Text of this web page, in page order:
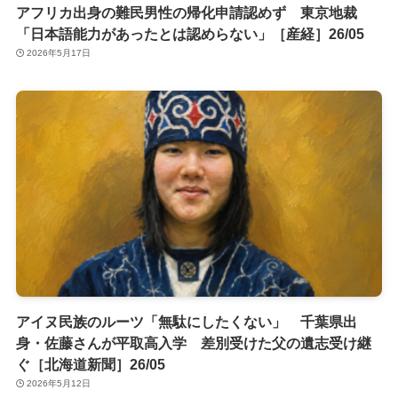
アフリカ出身の難民男性の帰化申請認めず 東京地裁
「日本語能力があったとは認めらない」［産経］26/05
2026年5月17日
アイヌ民族のルーツ「無駄にしたくない」 千葉県出
身・佐藤さんが平取高入学 差別受けた父の遺志受け継
ぐ［北海道新聞］26/05
2026年5月12日